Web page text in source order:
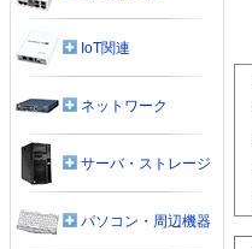
IoT関連
ネットワーク
サーバ・ストレージ
パソコン・周辺機器